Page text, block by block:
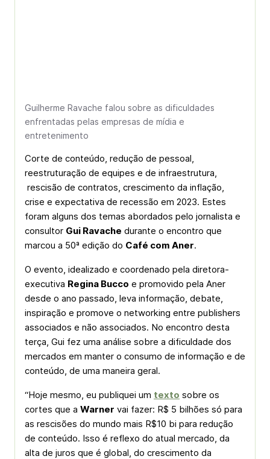
Guilherme Ravache falou sobre as dificuldades
enfrentadas pelas empresas de mídia e
entretenimento
Corte de conteúdo, redução de pessoal,
reestruturação de equipes e de infraestrutura,
rescisão de contratos, crescimento da inflação,
crise e expectativa de recessão em 2023. Estes
foram alguns dos temas abordados pelo jornalista e
consultor Gui Ravache durante o encontro que
marcou a 50ª edição do Café com Aner.
O evento, idealizado e coordenado pela diretora-
executiva Regina Bucco e promovido pela Aner
desde o ano passado, leva informação, debate,
inspiração e promove o networking entre publishers
associados e não associados. No encontro desta
terça, Gui fez uma análise sobre a dificuldade dos
mercados em manter o consumo de informação e de
conteúdo, de uma maneira geral.
“Hoje mesmo, eu publiquei um texto sobre os
cortes que a Warner vai fazer: R$ 5 bilhões só para
as rescisões do mundo mais R$10 bi para redução
de conteúdo. Isso é reflexo do atual mercado, da
alta de juros que é global, do crescimento da